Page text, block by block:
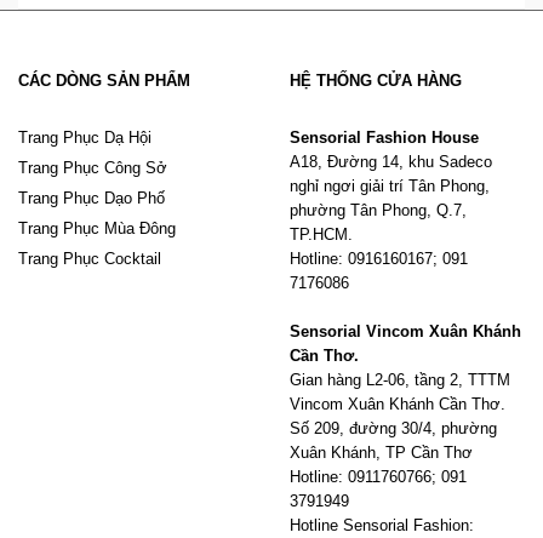
CÁC DÒNG SẢN PHẨM
Trang Phục Dạ Hội
Trang Phục Công Sở
Trang Phục Dạo Phố
Trang Phục Mùa Đông
Trang Phục Cocktail
HỆ THỐNG CỬA HÀNG
Sensorial Fashion House
A18, Đường 14, khu Sadeco
nghỉ ngơi giải trí Tân Phong,
phường Tân Phong, Q.7,
TP.HCM.
Hotline: 0916160167; 091
7176086
Sensorial Vincom Xuân Khánh
Cần Thơ.
Gian hàng L2-06, tầng 2, TTTM
Vincom Xuân Khánh Cần Thơ.
Số 209, đường 30/4, phường
Xuân Khánh, TP Cần Thơ
Hotline: 0911760766; 091
3791949
Hotline Sensorial Fashion: